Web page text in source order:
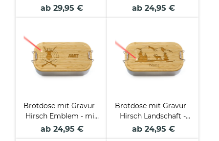
Wunschtext in 5
ab 29,95 €
mit Name & Jahr
ab 24,95 €
Brotdose mit Gravur -
Hirsch Emblem - mit
Name
ab 24,95 €
Brotdose mit Gravur -
Hirsch Landschaft -
mit Name
ab 24,95 €